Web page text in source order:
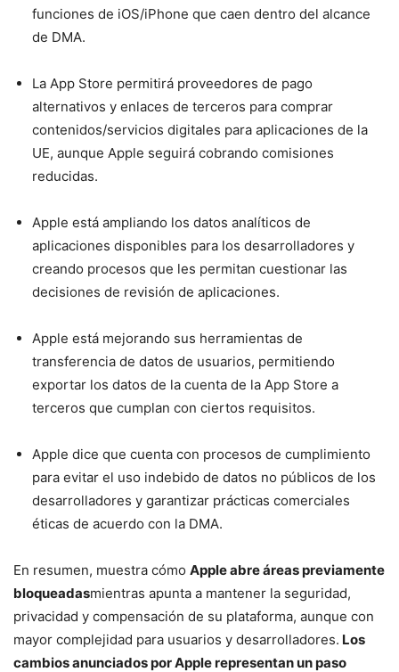
funciones de iOS/iPhone que caen dentro del alcance
de DMA.
La App Store permitirá proveedores de pago
alternativos y enlaces de terceros para comprar
contenidos/servicios digitales para aplicaciones de la
UE, aunque Apple seguirá cobrando comisiones
reducidas.
Apple está ampliando los datos analíticos de
aplicaciones disponibles para los desarrolladores y
creando procesos que les permitan cuestionar las
decisiones de revisión de aplicaciones.
Apple está mejorando sus herramientas de
transferencia de datos de usuarios, permitiendo
exportar los datos de la cuenta de la App Store a
terceros que cumplan con ciertos requisitos.
Apple dice que cuenta con procesos de cumplimiento
para evitar el uso indebido de datos no públicos de los
desarrolladores y garantizar prácticas comerciales
éticas de acuerdo con la DMA.
En resumen, muestra cómo Apple abre áreas previamente
bloqueadasmientras apunta a mantener la seguridad,
privacidad y compensación de su plataforma, aunque con
mayor complejidad para usuarios y desarrolladores. Los
cambios anunciados por Apple representan un paso